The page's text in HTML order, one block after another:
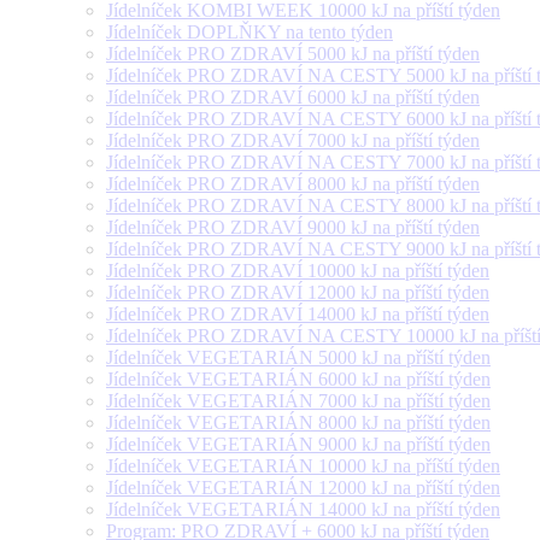
Jídelníček KOMBI WEEK 10000 kJ na příští týden
Jídelníček DOPLŇKY na tento týden
Jídelníček PRO ZDRAVÍ 5000 kJ na příští týden
Jídelníček PRO ZDRAVÍ NA CESTY 5000 kJ na příští
Jídelníček PRO ZDRAVÍ 6000 kJ na příští týden
Jídelníček PRO ZDRAVÍ NA CESTY 6000 kJ na příští
Jídelníček PRO ZDRAVÍ 7000 kJ na příští týden
Jídelníček PRO ZDRAVÍ NA CESTY 7000 kJ na příští
Jídelníček PRO ZDRAVÍ 8000 kJ na příští týden
Jídelníček PRO ZDRAVÍ NA CESTY 8000 kJ na příští
Jídelníček PRO ZDRAVÍ 9000 kJ na příští týden
Jídelníček PRO ZDRAVÍ NA CESTY 9000 kJ na příští
Jídelníček PRO ZDRAVÍ 10000 kJ na příští týden
Jídelníček PRO ZDRAVÍ 12000 kJ na příští týden
Jídelníček PRO ZDRAVÍ 14000 kJ na příští týden
Jídelníček PRO ZDRAVÍ NA CESTY 10000 kJ na
Jídelníček VEGETARIÁN 5000 kJ na příští týden
Jídelníček VEGETARIÁN 6000 kJ na příští týden
Jídelníček VEGETARIÁN 7000 kJ na příští týden
Jídelníček VEGETARIÁN 8000 kJ na příští týden
Jídelníček VEGETARIÁN 9000 kJ na příští týden
Jídelníček VEGETARIÁN 10000 kJ na příští týden
Jídelníček VEGETARIÁN 12000 kJ na příští týden
Jídelníček VEGETARIÁN 14000 kJ na příští týden
Program: PRO ZDRAVÍ + 6000 kJ na příští týden